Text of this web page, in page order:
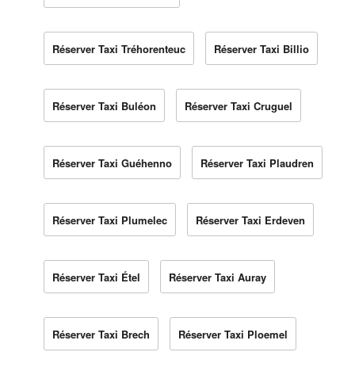
Réserver Taxi Tréhorenteuc Réserver Taxi Billio
Réserver Taxi Buléon Réserver Taxi Cruguel
Réserver Taxi Guéhenno Réserver Taxi Plaudren
Réserver Taxi Plumelec Réserver Taxi Erdeven
Réserver Taxi Étel Réserver Taxi Auray
Réserver Taxi Brech Réserver Taxi Ploemel